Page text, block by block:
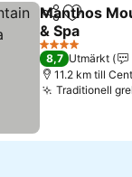
Dela Lägg till
Manthos
& Spa
Se priser
4 Stjärnor
8,7 Utmärkt
11.2 km till
Traditionell